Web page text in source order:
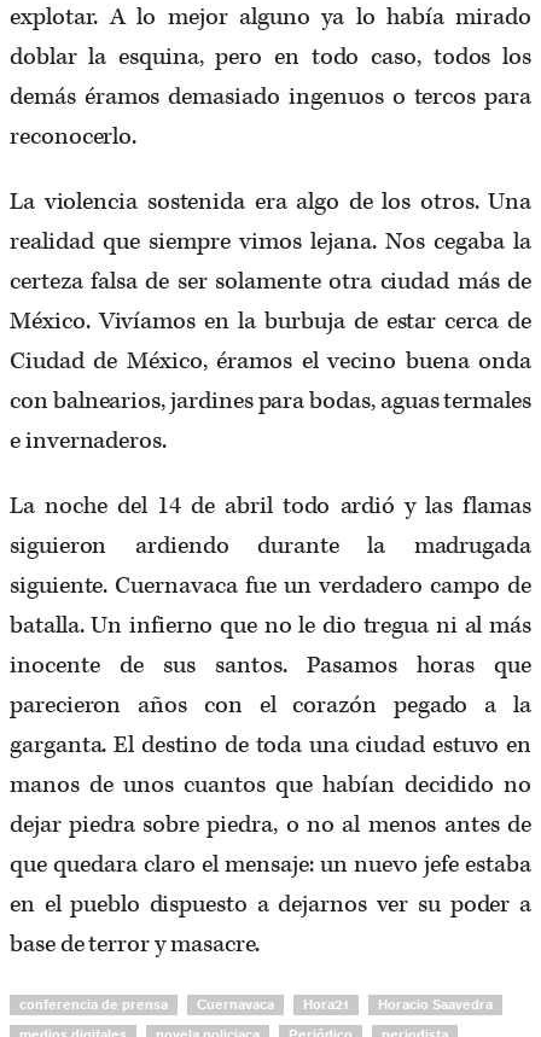
explotar. A lo mejor alguno ya lo había mirado
doblar la esquina, pero en todo caso, todos los
demás éramos demasiado ingenuos o tercos para
reconocerlo.
La violencia sostenida era algo de los otros. Una
realidad que siempre vimos lejana. Nos cegaba la
certeza falsa de ser solamente otra ciudad más de
México. Vivíamos en la burbuja de estar cerca de
Ciudad de México, éramos el vecino buena onda
con balnearios, jardines para bodas, aguas termales
e invernaderos.
La noche del 14 de abril todo ardió y las flamas
siguieron ardiendo durante la madrugada
siguiente. Cuernavaca fue un verdadero campo de
batalla. Un infierno que no le dio tregua ni al más
inocente de sus santos. Pasamos horas que
parecieron años con el corazón pegado a la
garganta. El destino de toda una ciudad estuvo en
manos de unos cuantos que habían decidido no
dejar piedra sobre piedra, o no al menos antes de
que quedara claro el mensaje: un nuevo jefe estaba
en el pueblo dispuesto a dejarnos ver su poder a
base de terror y masacre.
conferencia de prensa Cuernavaca Hora21 Horacio Saavedra